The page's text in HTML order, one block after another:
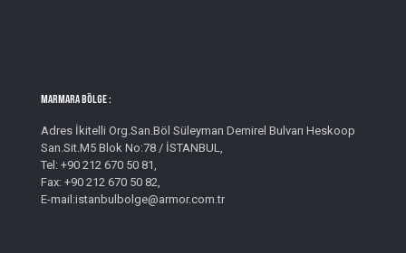
MARMARA BÖLGE :
Adres İkitelli Org.San.Böl Süleyman Demirel Bulvarı Heskoop
San.Sit.M5 Blok No:78 / İSTANBUL,
Tel: +90 212 670 50 81,
Fax: +90 212 670 50 82,
E-mail:istanbulbolge@armor.com.tr